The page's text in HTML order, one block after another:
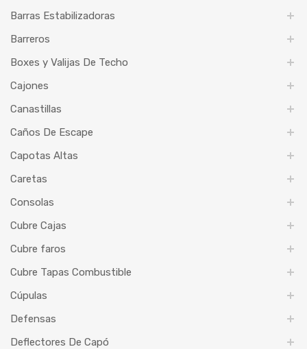
Barras Estabilizadoras
Barreros
Boxes y Valijas De Techo
Cajones
Canastillas
Caños De Escape
Capotas Altas
Caretas
Consolas
Cubre Cajas
Cubre faros
Cubre Tapas Combustible
Cúpulas
Defensas
Deflectores De Capó